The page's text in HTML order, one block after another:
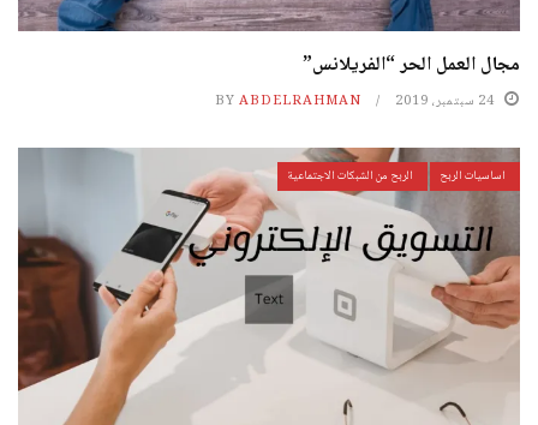
مجال العمل الحر “الفريلانس”
24 سبتمبر، 2019 BY ABDELRAHMAN
اساسيات الربح الربح من الشبكات الاجتماعية